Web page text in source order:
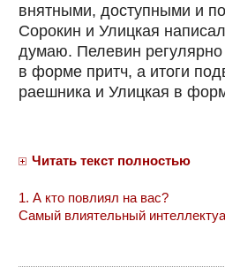
внятными, доступными и
Сорокин и Улицкая
думаю. Пелевин
в форме притч, а итоги
раешника и Улицкая в
Читать текст полностью
1. А кто повлиял на вас?
Самый влиятельный